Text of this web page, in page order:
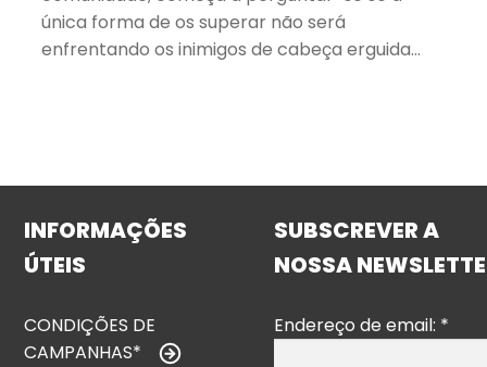
única forma de os superar não será
enfrentando os inimigos de cabeça erguida…
INFORMAÇÕES
ÚTEIS
CONDIÇÕES DE
CAMPANHAS*
SUBSCREVER A
NOSSA
Endereço de email: *